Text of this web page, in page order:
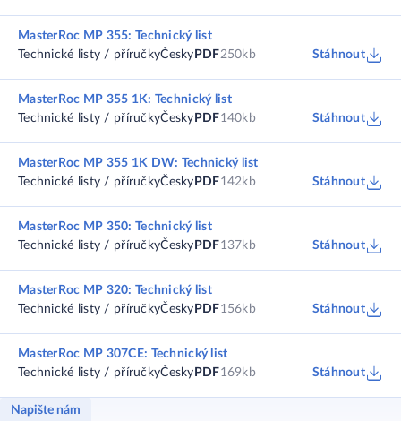
MasterRoc MP 355: Technický list
Technické listy / příručkyČesky PDF250kb Stáhnout
MasterRoc MP 355 1K: Technický list
Technické listy / příručkyČesky PDF140kb Stáhnout
MasterRoc MP 355 1K DW: Technický list
Technické listy / příručkyČesky PDF142kb Stáhnout
MasterRoc MP 350: Technický list
Technické listy / příručkyČesky PDF137kb Stáhnout
MasterRoc MP 320: Technický list
Technické listy / příručkyČesky PDF156kb Stáhnout
MasterRoc MP 307CE: Technický list
Technické listy / příručkyČesky PDF169kb Stáhnout
Napište nám